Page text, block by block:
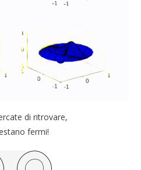
di ritrovare,
fermi!